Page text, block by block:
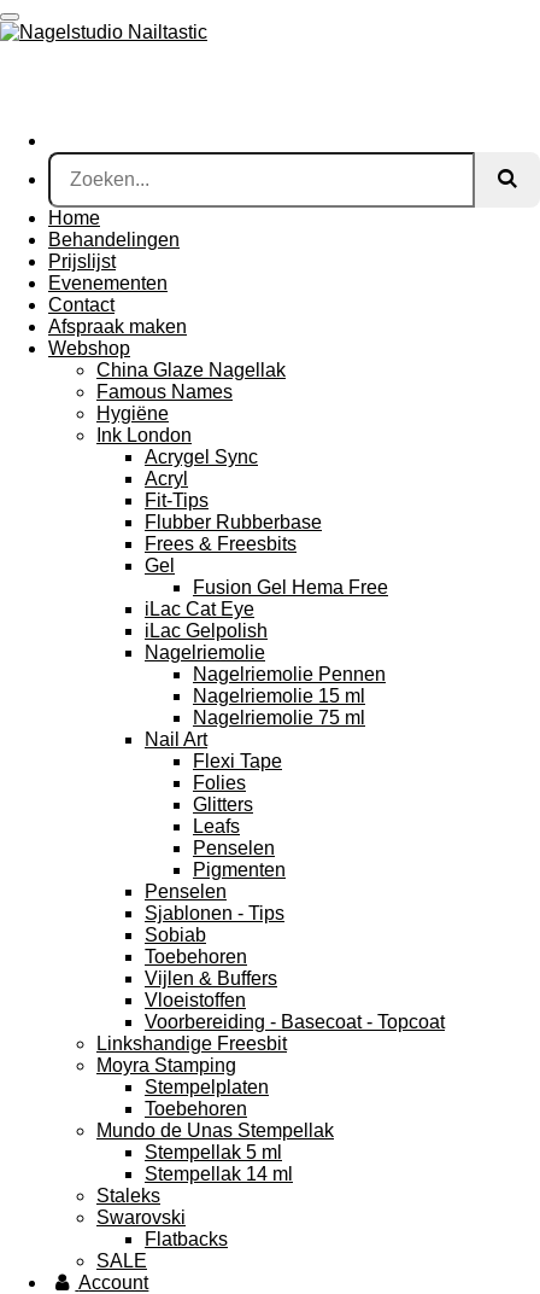
Ga
direct
Home
Behandelingen
Prijslijst
Evenementen
Contact
Afspraak maken
Webshop
China Glaze Nagellak
Famous Names
Hygiëne
Ink London
Acrygel Sync
Acryl
Fit-Tips
Flubber Rubberbase
Frees & Freesbits
Gel
Fusion Gel Hema Free
iLac Cat Eye
iLac Gelpolish
Nagelriemolie
Nagelriemolie Pennen
Nagelriemolie 15 ml
Nagelriemolie 75 ml
Nail Art
Flexi Tape
Folies
Glitters
Leafs
Penselen
Pigmenten
Penselen
Sjablonen - Tips
Sobiab
Toebehoren
Vijlen & Buffers
Vloeistoffen
Voorbereiding - Basecoat - Topcoat
Linkshandige Freesbit
Moyra Stamping
Stempelplaten
Toebehoren
Mundo de Unas Stempellak
Stempellak 5 ml
Stempellak 14 ml
Staleks
Swarovski
Flatbacks
SALE
Account